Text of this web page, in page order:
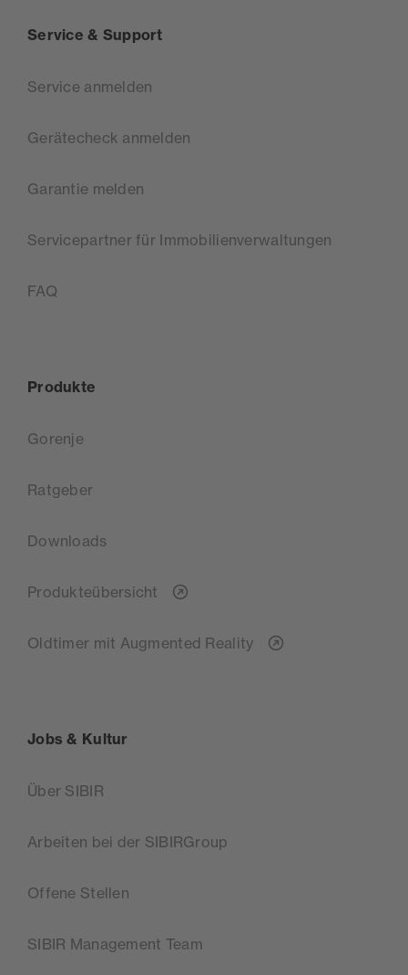
Service & Support
Service anmelden
Gerätecheck anmelden
Garantie melden
Servicepartner für Immobilienverwaltungen
FAQ
Produkte
Gorenje
Ratgeber
Downloads
Produkteübersicht
Oldtimer mit Augmented Reality
Jobs & Kultur
Über SIBIR
Arbeiten bei der SIBIRGroup
Offene Stellen
SIBIR Management Team